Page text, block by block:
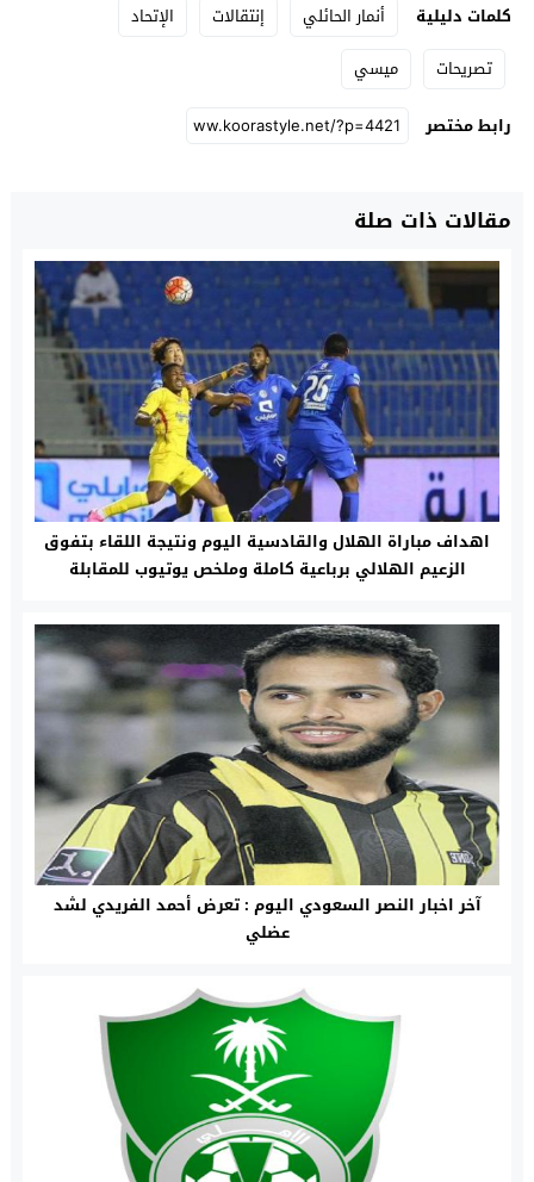
كلمات دليلية أنمار الحائلي إنتقالات
الإتحاد
تصريحات
ميسي
رابط مختصر
مقالات ذات صلة
اهداف مباراة الهلال والقادسية اليوم ونتيجة اللقاء بتفوق
الزعيم الهلالي برباعية كاملة وملخص يوتيوب للمقابلة
آخر اخبار النصر السعودي اليوم : تعرض أحمد الفريدي لشد
عضلي